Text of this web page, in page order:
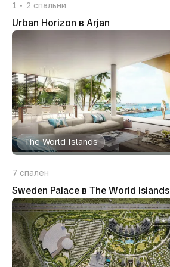
1 2 спальни
Urban Horizon в Arjan
The World Islands
7 спален
Sweden Palace в The World Islands